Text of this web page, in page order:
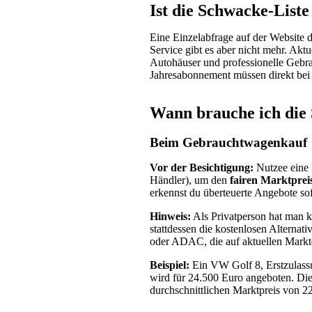
Ist die Schwacke-
Eine Einzelabfrage auf der Website
Service gibt es aber nicht mehr.
Autohäuser und professionelle
Jahresabonnement müssen direkt
Wann brauche ich die
Beim Gebrauchtwagenkauf
Vor der Besichtigung: Nutzee
Händler), um den fairen
erkennst du überteuerte Angebote
Hinweis: Als Privatperson hat man
stattdessen die kostenlosen
oder ADAC, die auf aktuellen
Beispiel: Ein VW Golf 8,
wird für 24.500 Euro angeboten.
durchschnittlichen Marktpreis von